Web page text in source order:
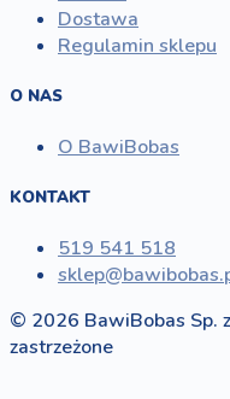
Dostawa
Regulamin sklepu
O NAS
O BawiBobas
KONTAKT
519 541 518
© 2026 BawiBobas Sp.
zastrzeżone